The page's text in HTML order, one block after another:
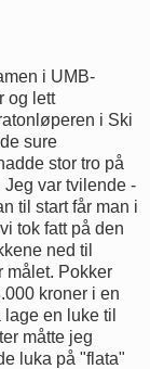
i UMB-
og lett
i Ski
sure
stor tro på
var tvilende -
til start får man i
tok fatt på den
ned til
målet. Pokker
kroner i en
en luke til
måtte jeg
luka på "flata"